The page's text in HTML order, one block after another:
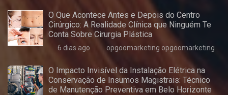
O Que Acontece Antes e Depois do Centro
Cirúrgico: A Realidade Clínica que Ninguém Te
Conta Sobre Cirurgia Plástica
6 dias ago opgoomarketing opgoomarketing
O Impacto Invisível da Instalação Elétrica na
Conservação de Insumos Magistrais: Técnico
de Manutenção Preventiva em Belo Horizonte